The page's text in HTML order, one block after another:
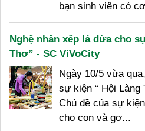
bạn sinh viên có
Nghệ nhân xếp lá dừa cho
Thơ” - SC ViVoCity
Ngày 10/5 vừa
sự kiện “ Hội Làng
Chủ đề của sự
cho con và gợ...